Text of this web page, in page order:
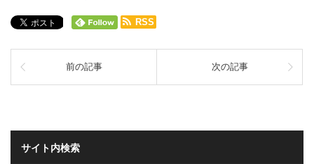
RSS
前の記事 次の記事
サイト内検索